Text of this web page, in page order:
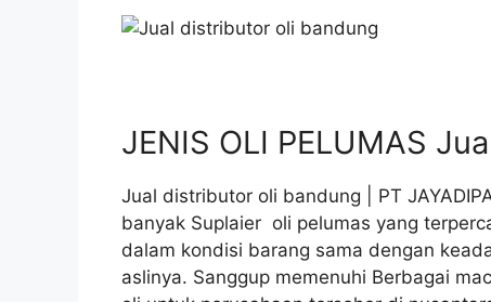
JENIS OLI PELUMAS
Jual distributor oli bandung | PT
banyak Suplaier oli pelumas yang
dalam kondisi barang sama dengan
aslinya. Sanggup memenuhi Berbagai